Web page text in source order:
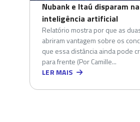
Nubank e Itaú disparam
inteligência artificial
Relatório mostra por que as
abriram vantagem sobre os
que essa distância ainda pode
para frente (Por Camille...
LER MAIS